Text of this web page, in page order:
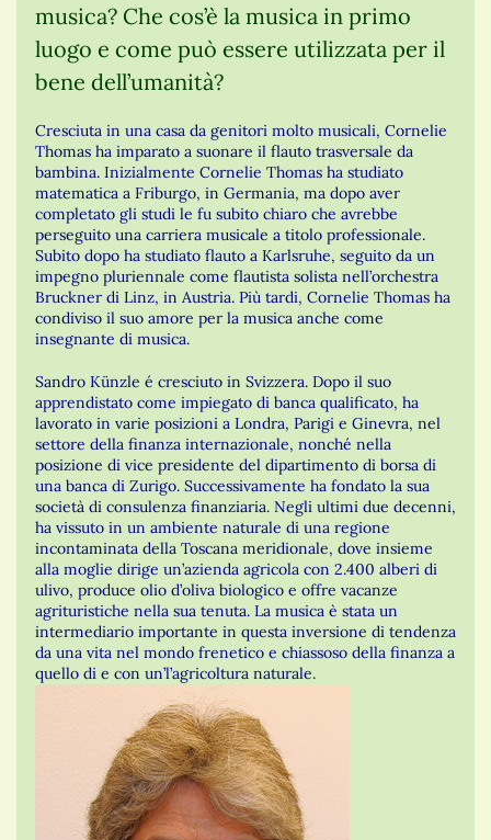
musica? Che cos’è la musica in primo
luogo e come può essere utilizzata per il
bene dell’umanità?
Cresciuta in una casa da genitori molto musicali, Cornelie
Thomas ha imparato a suonare il flauto trasversale da
bambina. Inizialmente Cornelie Thomas ha studiato
matematica a Friburgo, in Germania, ma dopo aver
completato gli studi le fu subito chiaro che avrebbe
perseguito una carriera musicale a titolo professionale.
Subito dopo ha studiato flauto a Karlsruhe, seguito da un
impegno pluriennale come flautista solista nell’orchestra
Bruckner di Linz, in Austria. Più tardi, Cornelie Thomas ha
condiviso il suo amore per la musica anche come
insegnante di musica.
Sandro Künzle é cresciuto in Svizzera. Dopo il suo
apprendistato come impiegato di banca qualificato, ha
lavorato in varie posizioni a Londra, Parigi e Ginevra, nel
settore della finanza internazionale, nonché nella
posizione di vice presidente del dipartimento di borsa di
una banca di Zurigo. Successivamente ha fondato la sua
società di consulenza finanziaria. Negli ultimi due decenni,
ha vissuto in un ambiente naturale di una regione
incontaminata della Toscana meridionale, dove insieme
alla moglie dirige un’azienda agricola con 2.400 alberi di
ulivo, produce olio d’oliva biologico e offre vacanze
agrituristiche nella sua tenuta. La musica è stata un
intermediario importante in questa inversione di tendenza
da una vita nel mondo frenetico e chiassoso della finanza a
quello di e con un’l’agricoltura naturale.